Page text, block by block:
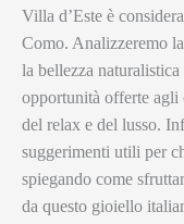
Villa d’Este è
Como. Analizzeremo
la bellezza
opportunità offerte agli
del relax e del lusso.
suggerimenti utili per
spiegando come
da questo gioiello